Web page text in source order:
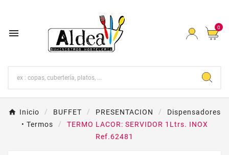
 0
Inicio BUFFET PRESENTACION
Dispensadores
• Termos
TERMO LACOR: SERVIDOR 1Ltrs. INOX
Ref.62481